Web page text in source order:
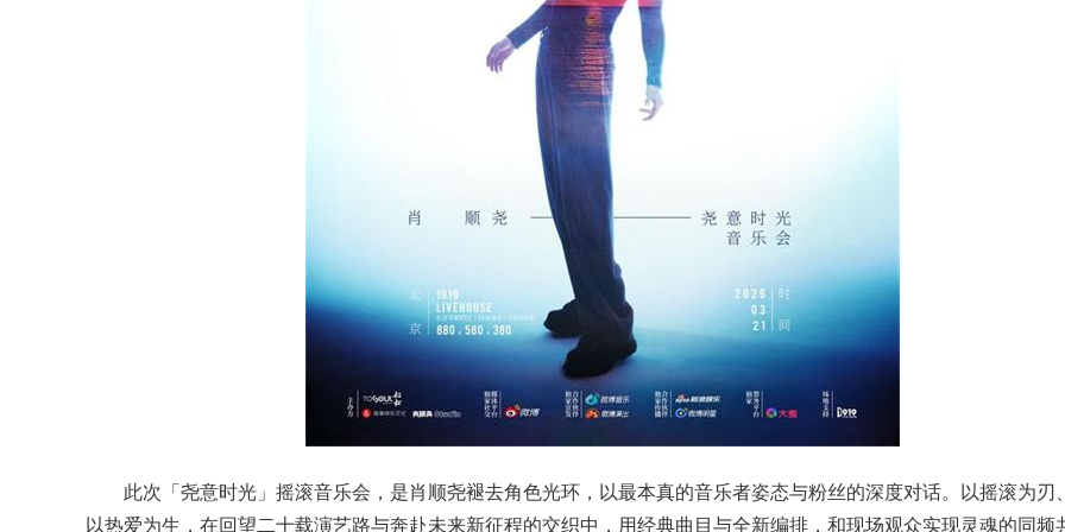
此次「尧意时光」摇滚音乐会，是肖顺尧褪去角色光环，以最本真的音乐者姿态与粉丝的深度对话。以摇滚为刃、
以热爱为生，在回望二十载演艺路与奔赴未来新征程的交织中，用经典曲目与全新编排，和现场观众实现灵魂的同频